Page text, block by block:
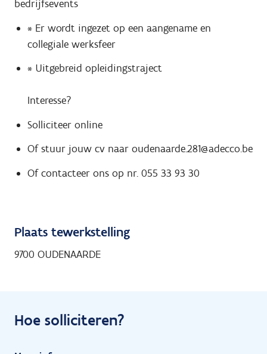
bedrijfsevents
* Er wordt ingezet op een aangename en
collegiale werksfeer
* Uitgebreid opleidingstraject
Interesse?
Solliciteer online
Of stuur jouw cv naar oudenaarde.281@adecco.be
Of contacteer ons op nr. 055 33 93 30
Plaats tewerkstelling
9700 OUDENAARDE
Hoe solliciteren?